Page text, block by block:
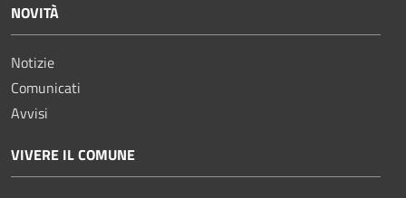
NOVITÀ
Notizie
Comunicati
Avvisi
VIVERE IL COMUNE